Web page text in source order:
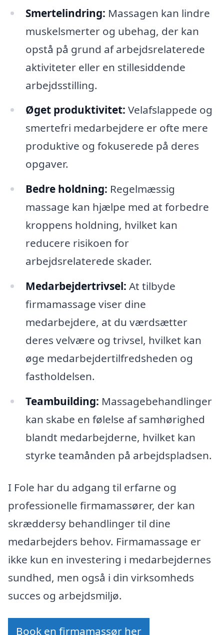
Smertelindring: Massagen kan lindre
muskelsmerter og ubehag, der kan
opstå på grund af arbejdsrelaterede
aktiviteter eller en stillesiddende
arbejdsstilling.
Øget produktivitet: Velafslappede og
smertefri medarbejdere er ofte mere
produktive og fokuserede på deres
opgaver.
Bedre holdning: Regelmæssig
massage kan hjælpe med at forbedre
kroppens holdning, hvilket kan
reducere risikoen for
arbejdsrelaterede skader.
Medarbejdertrivsel: At tilbyde
firmamassage viser dine
medarbejdere, at du værdsætter
deres velvære og trivsel, hvilket kan
øge medarbejdertilfredsheden og
fastholdelsen.
Teambuilding: Massagebehandlinger
kan skabe en følelse af samhørighed
blandt medarbejderne, hvilket kan
styrke teamånden på arbejdspladsen.
I Fole har du adgang til erfarne og
professionelle firmamassører, der kan
skræddersy behandlinger til dine
medarbejders behov. Firmamassage er
ikke kun en investering i medarbejdernes
sundhed, men også i din virksomheds
succes og arbejdsmiljø.
Book en firmamassør her